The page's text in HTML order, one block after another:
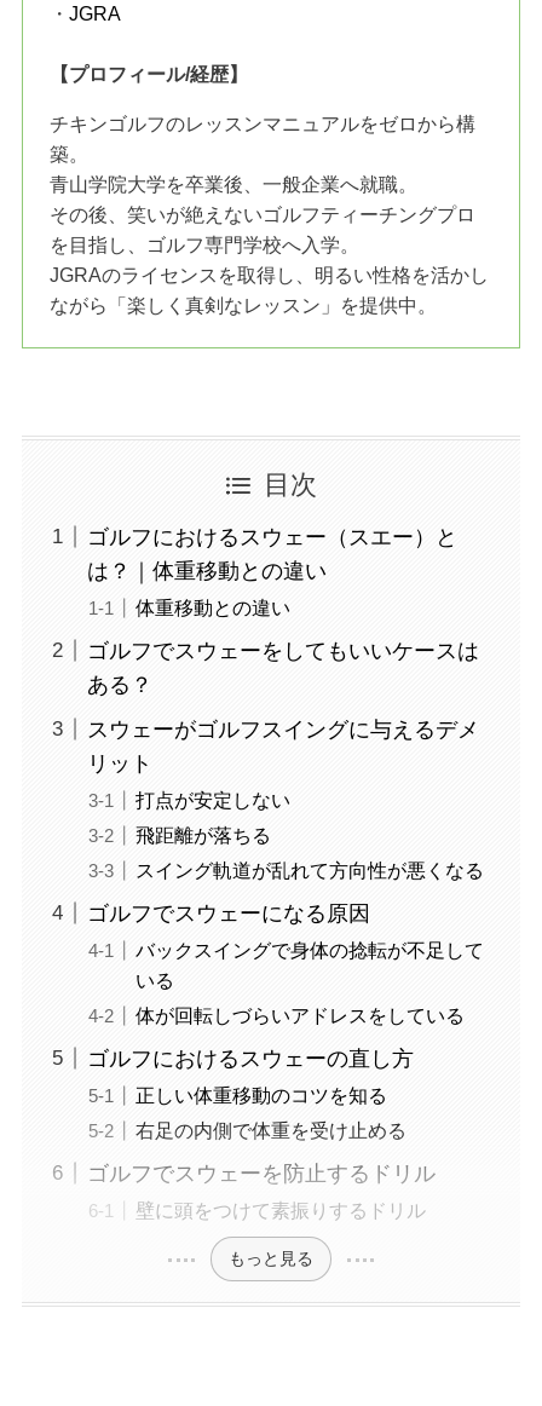
・JGRA
【プロフィール/経歴】
チキンゴルフのレッスンマニュアルをゼロから構
築。
青山学院大学を卒業後、一般企業へ就職。
その後、笑いが絶えないゴルフティーチングプロ
を目指し、ゴルフ専門学校へ入学。
JGRAのライセンスを取得し、明るい性格を活かし
ながら「楽しく真剣なレッスン」を提供中。
目次
ゴルフにおけるスウェー（スエー）と
は？｜体重移動との違い
体重移動との違い
ゴルフでスウェーをしてもいいケースは
ある？
スウェーがゴルフスイングに与えるデメ
リット
打点が安定しない
飛距離が落ちる
スイング軌道が乱れて方向性が悪くなる
ゴルフでスウェーになる原因
バックスイングで身体の捻転が不足して
いる
体が回転しづらいアドレスをしている
ゴルフにおけるスウェーの直し方
正しい体重移動のコツを知る
右足の内側で体重を受け止める
ゴルフでスウェーを防止するドリル
壁に頭をつけて素振りするドリル
もっと見る